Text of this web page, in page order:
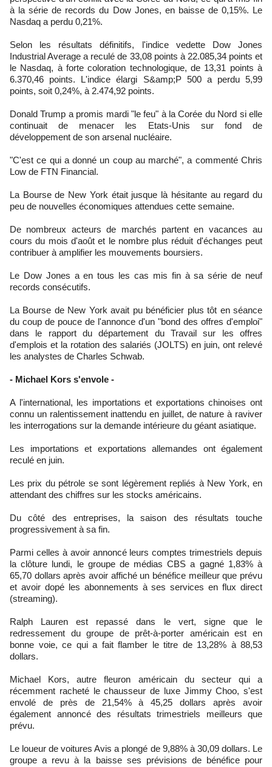
à la série de records du Dow Jones, en baisse de 0,15%. Le
Nasdaq a perdu 0,21%.
Selon les résultats définitifs, l'indice vedette Dow Jones
Industrial Average a reculé de 33,08 points à 22.085,34 points et
le Nasdaq, à forte coloration technologique, de 13,31 points à
6.370,46 points. L'indice élargi S&amp;P 500 a perdu 5,99
points, soit 0,24%, à 2.474,92 points.
Donald Trump a promis mardi "le feu" à la Corée du Nord si elle
continuait de menacer les Etats-Unis sur fond de
développement de son arsenal nucléaire.
"C'est ce qui a donné un coup au marché", a commenté Chris
Low de FTN Financial.
La Bourse de New York était jusque là hésitante au regard du
peu de nouvelles économiques attendues cette semaine.
De nombreux acteurs de marchés partent en vacances au
cours du mois d'août et le nombre plus réduit d'échanges peut
contribuer à amplifier les mouvements boursiers.
Le Dow Jones a en tous les cas mis fin à sa série de neuf
records consécutifs.
La Bourse de New York avait pu bénéficier plus tôt en séance
du coup de pouce de l'annonce d'un "bond des offres d'emploi"
dans le rapport du département du Travail sur les offres
d'emplois et la rotation des salariés (JOLTS) en juin, ont relevé
les analystes de Charles Schwab.
- Michael Kors s'envole -
A l'international, les importations et exportations chinoises ont
connu un ralentissement inattendu en juillet, de nature à raviver
les interrogations sur la demande intérieure du géant asiatique.
Les importations et exportations allemandes ont également
reculé en juin.
Les prix du pétrole se sont légèrement repliés à New York, en
attendant des chiffres sur les stocks américains.
Du côté des entreprises, la saison des résultats touche
progressivement à sa fin.
Parmi celles à avoir annoncé leurs comptes trimestriels depuis
la clôture lundi, le groupe de médias CBS a gagné 1,83% à
65,70 dollars après avoir affiché un bénéfice meilleur que prévu
et avoir dopé les abonnements à ses services en flux direct
(streaming).
Ralph Lauren est repassé dans le vert, signe que le
redressement du groupe de prêt-à-porter américain est en
bonne voie, ce qui a fait flamber le titre de 13,28% à 88,53
dollars.
Michael Kors, autre fleuron américain du secteur qui a
récemment racheté le chausseur de luxe Jimmy Choo, s'est
envolé de près de 21,54% à 45,25 dollars après avoir
également annoncé des résultats trimestriels meilleurs que
prévu.
Le loueur de voitures Avis a plongé de 9,88% à 30,09 dollars. Le
groupe a revu à la baisse ses prévisions de bénéfice pour